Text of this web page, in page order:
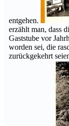
entgehen.
erzählt man, dass
Gaststube vor
worden sei, die
zurückgekehrt